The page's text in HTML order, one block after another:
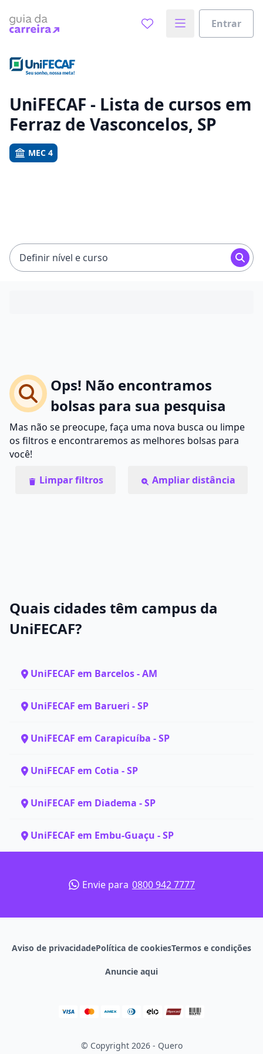
Entrar
Vamos te guiar no caminho ideal para seus estudos
UniFECAF - Lista de cursos em
Ferraz de Vasconcelos, SP
MEC 4
Definir nível e curso
Ops! Não encontramos
bolsas para sua pesquisa
Mas não se preocupe, faça uma nova busca ou limpe
os filtros e encontraremos as melhores bolsas para
você!
Limpar filtros
Ampliar distância
Quais cidades têm campus da
UniFECAF?
UniFECAF em Barcelos - AM
UniFECAF em Barueri - SP
UniFECAF em Carapicuíba - SP
UniFECAF em Cotia - SP
UniFECAF em Diadema - SP
UniFECAF em Embu-Guaçu - SP
Envie para 0800 942 7777
Aviso de privacidadePolítica de cookiesTermos e condições
Anuncie aqui
© Copyright 2026 - Quero